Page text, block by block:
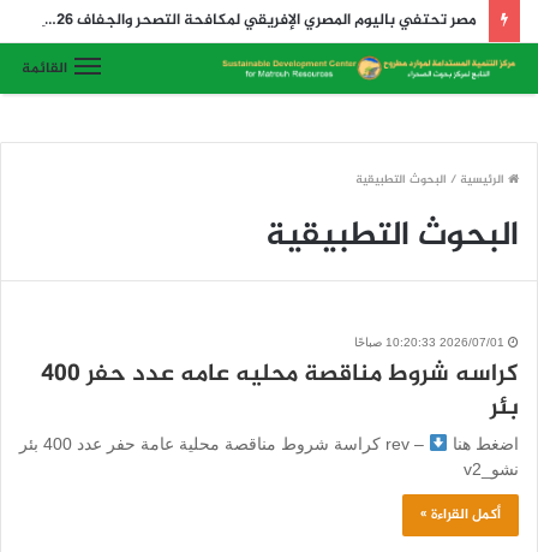
مصر تحتفي باليوم المصري الإفريقي لمكافحة التصحر والجفاف 2026 وتدشن أول رابطة لتنمية المراعي في مصر وإفريقيا والعالم
القائمة
الرئيسية / البحوث التطبيقية
البحوث التطبيقية
2026/07/01 10:20:33 صباحًا
كراسه شروط مناقصة محليه عامه عدد حفر 400
بئر
اضغط هنا
– rev كراسة شروط مناقصة محلية عامة حفر عدد 400 بئر
نشو_v2
أكمل القراءة »